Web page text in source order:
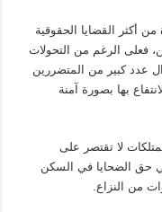
أكثر القضايا الحقوقية
فعلى الرغم من التحولات
عدد كبير من المتضررين
بها بصورة آمنة
لا تقتصر على
في حق الضحايا في السكن
من النزاع.